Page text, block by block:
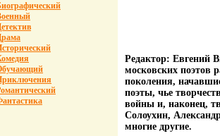
Редактор: Евгений
московских поэтов
поколения,
поэты, чье
войны и, наконец,
Солоухин,
многие другие.